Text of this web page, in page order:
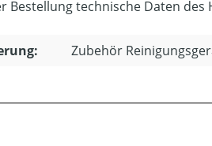
Bestellung technische Daten
Zubehör